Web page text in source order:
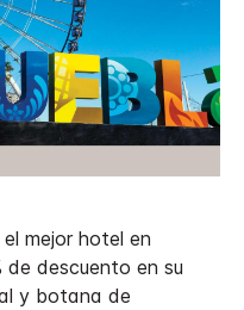
mejor hotel en
de descuento en su
y botana de